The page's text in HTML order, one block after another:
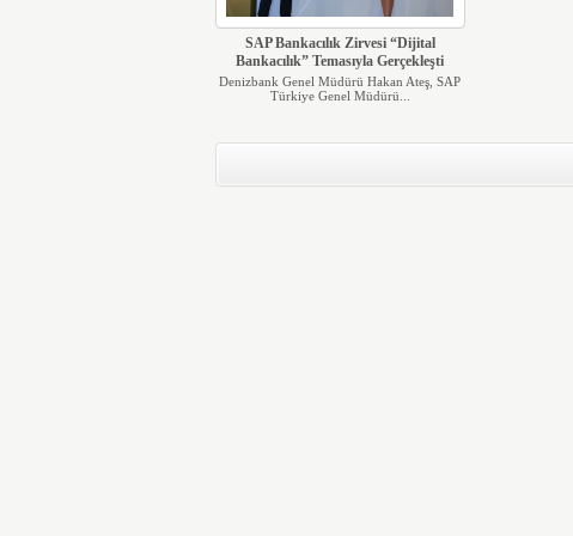
SAP Bankacılık Zirvesi “Dijital
Bankacılık” Temasıyla Gerçekleşti
Denizbank Genel Müdürü Hakan Ateş, SAP
Türkiye Genel Müdürü...